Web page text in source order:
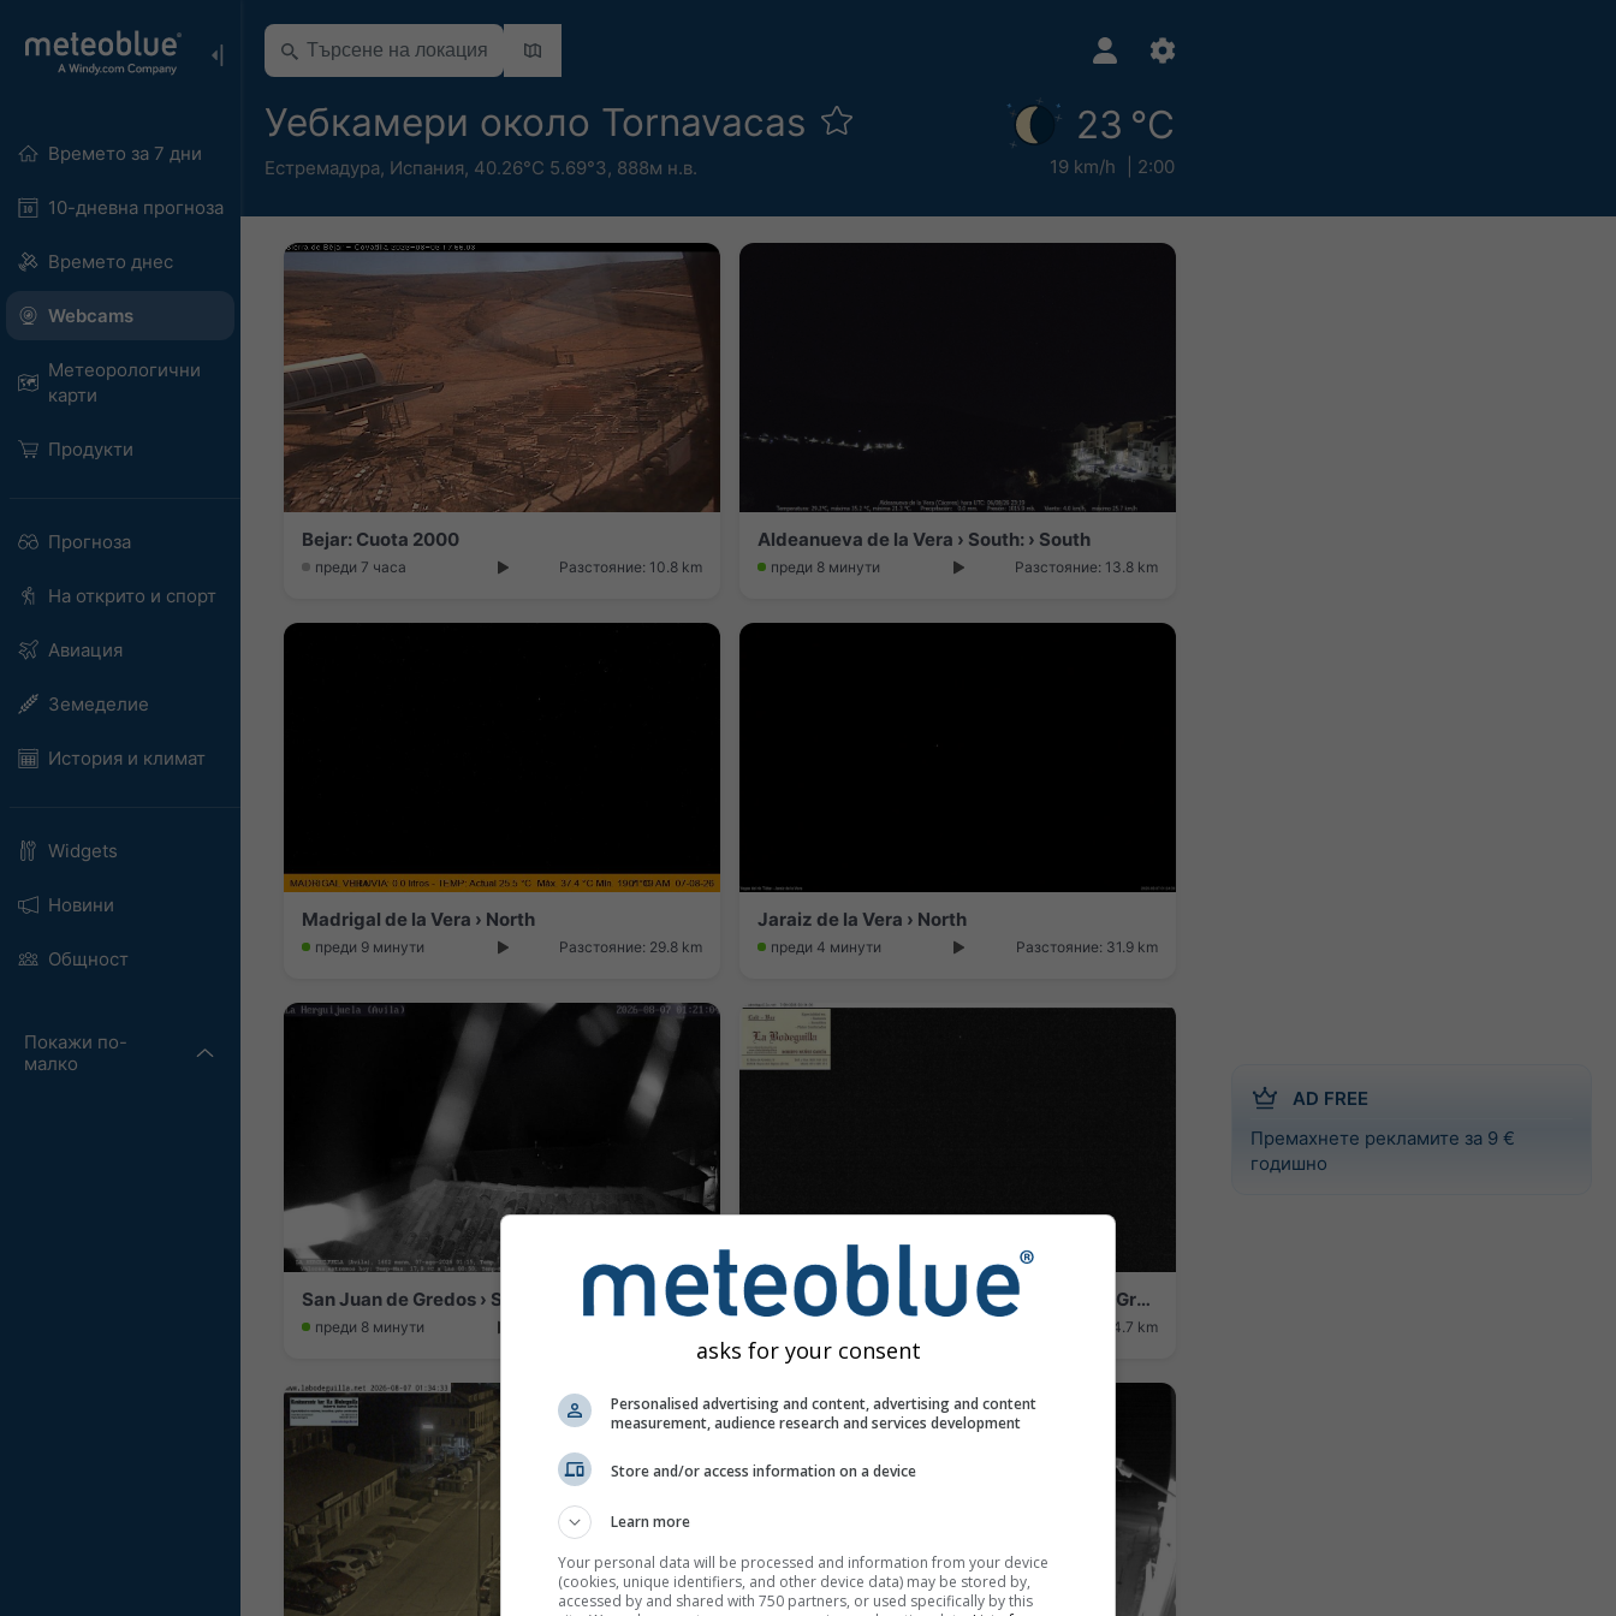
Времето за 7 дни
10-дневна прогноза
Времето днес
Webcams
Метеорологични
карти
Продукти
Прогноза
На открито и спорт
Авиация
Земеделие
История и климат
Widgets
Новини
Общност
Покажи по-
малко
Уебкамери около Tornavacas
Естремадура, Испания, 40.26°С 5.69°З, 888м н.в.
23 °C
19 km/h 2:00
AD FREE
Премахнете рекламите за 9 €
годишно
Bejar: Cuota 2000
преди 7 часа Разстояние: 10.8 km
Aldeanueva de la Vera › South: › South
преди 8 минути Разстояние: 13.8 km
Madrigal de la Vera › North
преди 9 минути Разстояние: 29.8 km
Jaraiz de la Vera › North
преди 4 минути Разстояние: 31.9 km
San Juan de Gredos › South: Mojones La Herguijuela - Sierra de Gredos
преди 8 минути
Hoyos del Espino › South-west: Sierra De Gredos
Разстояние: 44.7 km
asks for your consent
Personalised advertising and content, advertising and content
measurement, audience research and services development
Store and/or access information on a device
Learn more
Your personal data will be processed and information from your device
(cookies, unique identifiers, and other device data) may be stored by,
accessed by and shared with 750 partners, or used specifically by this